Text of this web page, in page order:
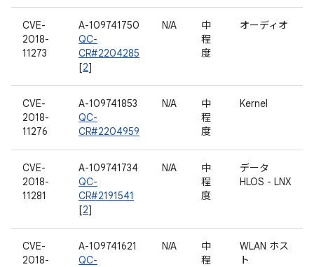
CVE-
2018-
11273
A-109741750
QC-
CR#2204285
[2]
N/A
中
程
度
オーディオ
CVE-
2018-
11276
A-109741853
QC-
CR#2204959
N/A
中
程
度
Kernel
CVE-
2018-
11281
A-109741734
QC-
CR#2191541
[2]
N/A
中
程
度
データ
HLOS - LNX
CVE-
2018-
A-109741621
QC-
N/A
中
程
WLAN ホス
ト